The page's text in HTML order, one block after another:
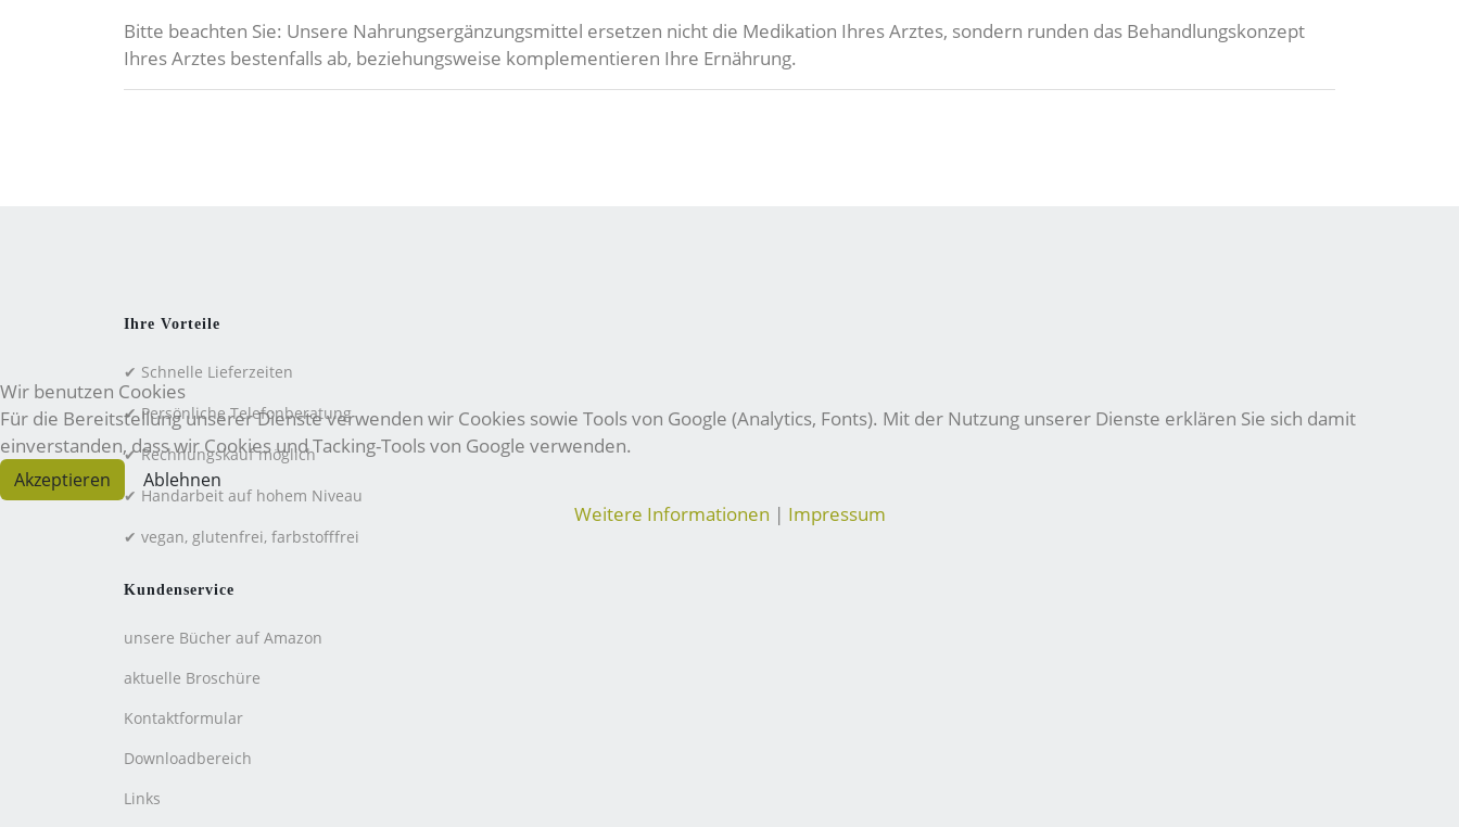
Bitte beachten Sie: Unsere Nahrungsergänzungsmittel ersetzen nicht die Medikation Ihres Arztes, sondern runden das Behandlungskonzept
Ihres Arztes bestenfalls ab, beziehungsweise komplementieren Ihre Ernährung.
Ihre Vorteile
✔ Schnelle Lieferzeiten
✔ Persönliche Telefonberatung
✔ Rechnungskauf möglich
✔ Handarbeit auf hohem Niveau
✔ vegan, glutenfrei, farbstofffrei
Kundenservice
unsere Bücher auf Amazon
aktuelle Broschüre
Kontaktformular
Downloadbereich
Links
Wir benutzen Cookies
Für die Bereitstellung unserer Dienste verwenden wir Cookies sowie Tools von Google (Analytics, Fonts). Mit der Nutzung unserer Dienste erklären Sie sich damit
einverstanden, dass wir Cookies und Tacking-Tools von Google verwenden.
Akzeptieren Ablehnen
Weitere Informationen | Impressum